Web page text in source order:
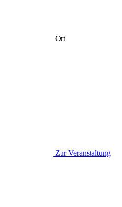
Ort
Zur Veranstaltung